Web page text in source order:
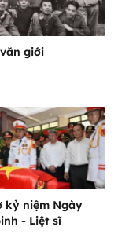
giới
kỷ niệm Ngày
- Liệt sĩ